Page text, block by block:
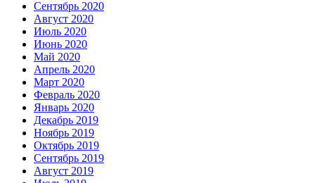
Сентябрь 2020
Август 2020
Июль 2020
Июнь 2020
Май 2020
Апрель 2020
Март 2020
Февраль 2020
Январь 2020
Декабрь 2019
Ноябрь 2019
Октябрь 2019
Сентябрь 2019
Август 2019